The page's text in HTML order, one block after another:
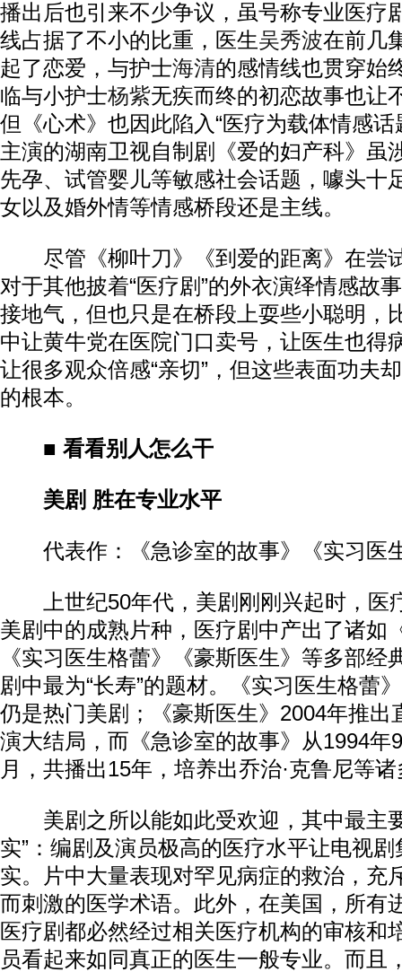
播出后也引来不少争议，虽号称专业医疗
线占据了不小的比重，医生吴秀波在前几
起了恋爱，与护士海清的感情线也贯穿始
临与小护士杨紫无疾而终的初恋故事也让
但《心术》也因此陷入“医疗为载体情感话
主演的湖南卫视自制剧《爱的妇产科》虽
先孕、试管婴儿等敏感社会话题，噱头十
女以及婚外情等情感桥段还是主线。
尽管《柳叶刀》《到爱的距离》在尝
对于其他披着“医疗剧”的外衣演绎情感故
接地气，但也只是在桥段上耍些小聪明，
中让黄牛党在医院门口卖号，让医生也得
让很多观众倍感“亲切”，但这些表面功夫
的根本。
■ 看看别人怎么干
美剧 胜在专业水平
代表作：《急诊室的故事》《实习医
上世纪50年代，美剧刚刚兴起时，医
美剧中的成熟片种，医疗剧中产出了诸如
《实习医生格蕾》《豪斯医生》等多部经
剧中最为“长寿”的题材。《实习医生格蕾
仍是热门美剧；《豪斯医生》2004年推出
演大结局，而《急诊室的故事》从1994年
月，共播出15年，培养出乔治·克鲁尼等
美剧之所以能如此受欢迎，其中最主
实”：编剧及演员极高的医疗水平让电视
实。片中大量表现对罕见病症的救治，充
而刺激的医学术语。此外，在美国，所有
医疗剧都必然经过相关医疗机构的审核和
员看起来如同真正的医生一般专业。而且